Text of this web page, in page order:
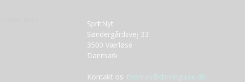
SpritNyt
Søndergårdsvej 33
3500 Værløse
Danmark
Kontakt os: